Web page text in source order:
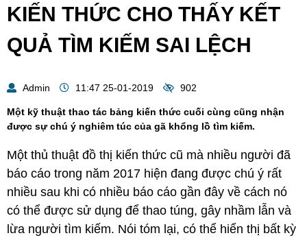
KIẾN THỨC CHO THẤY KẾT
QUẢ TÌM KIẾM SAI LỆCH
Admin 11:47 25-01-2019 902
Một kỹ thuật thao tác bảng kiến thức cuối cùng cũng nhận
được sự chú ý nghiêm túc của gã khổng lồ tìm kiếm.
Một thủ thuật đồ thị kiến ​​thức cũ mà nhiều người đã
báo cáo trong năm 2017 hiện đang được chú ý rất
nhiều sau khi có nhiều báo cáo gần đây về cách nó
có thể được sử dụng để thao túng, gây nhầm lẫn và
lừa người tìm kiếm. Nói tóm lại, có thể hiển thị bất kỳ